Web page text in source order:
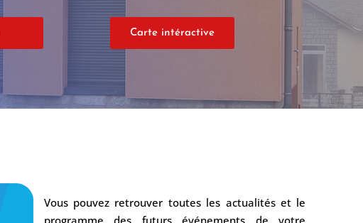
Carte intéractive
Vous pouvez retrouver toutes les actualités et le